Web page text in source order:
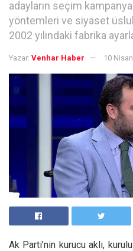
adayların seçim
yöntemleri ve siyaset
2002 yılındaki fabrika
Yazar: Venhar Haber 10
Ak Parti’nin kurucu aklı,